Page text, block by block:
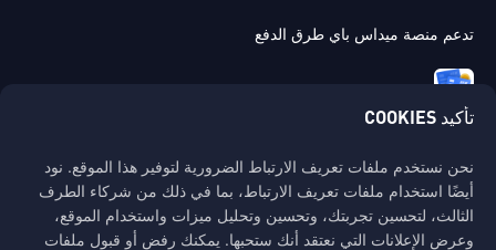
تدعم منصة ميداس باي طرق الدفع
اتصل بنا
إذا كنت بحاجة إلى أي مساعدة، يرجى التواصل معنا عن طريق النقر على "خدمة
العملاء" للتواصل معنا.
تأكيد COOKIES
نحن نستخدم ملفات تعريف الارتباط الضرورية لتوفير هذا الموقع. نود
أيضًا استخدام ملفات تعريف الارتباط، بما في ذلك من شركاء الطرف
الثالث، لتحسين تجربتك، وتحسين وتحليل ميزات واستخدام الموقع،
وعرض الإعلانات التي نعتقد أنك ستحبها. يمكنك رفض أو قبول ملفات